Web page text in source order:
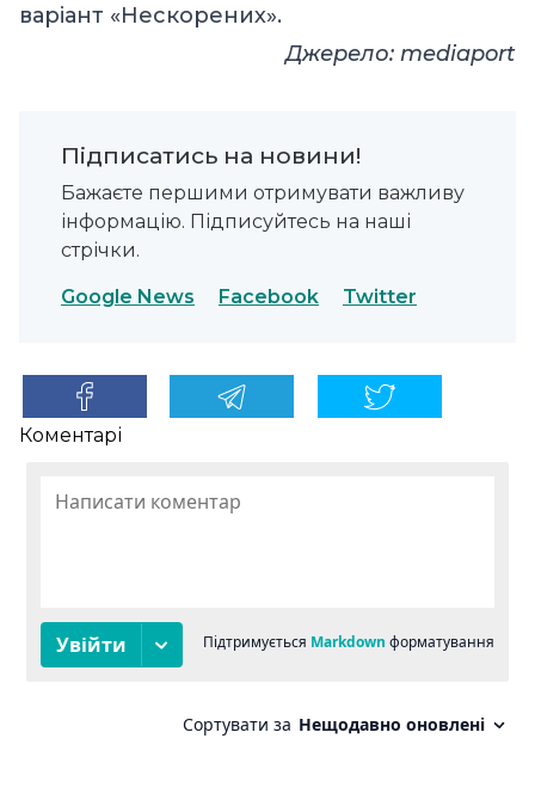
варіант «Нескорених».
Джерело: mediaport
Підписатись на новини!
Бажаєте першими отримувати важливу
інформацію. Підписуйтесь на наші
стрічки.
Google News Facebook Twitter
Коментарі